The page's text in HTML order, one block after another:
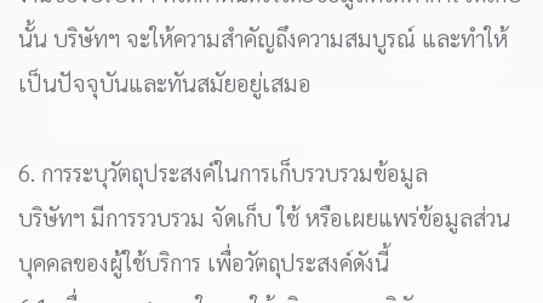
นั้น บริษัทฯ จะให้ความสำคัญถึงความสมบูรณ์ และทำให้
เป็นปัจจุบันและทันสมัยอยู่เสมอ
6. การระบุวัตถุประสงค์ในการเก็บรวบรวมข้อมูล
บริษัทฯ มีการรวบรวม จัดเก็บ ใช้ หรือเผยแพร่ข้อมูลส่วน
บุคคลของผู้ใช้บริการ เพื่อวัตถุประสงค์ดังนี้